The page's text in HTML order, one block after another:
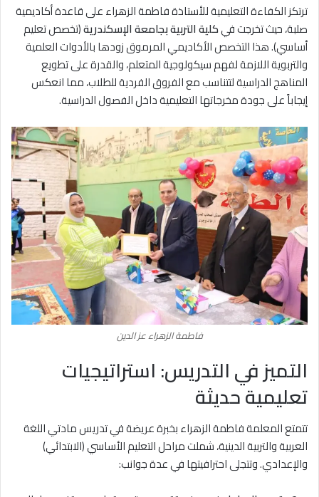
ترتكز الكفاءة التعليمية للأستاذة فاطمة الزهراء على قاعدة أكاديمية
صلبة، حيث تخرجت فيكلية التربية بجامعة الإسكندرية(تخصص تعليم
أساسي). هذا التخصص الأكاديمي المرموق زودها بالأدوات العلمية
والتربوية اللازمة لفهم سيكولوجية المتعلم، والقدرة على تطويع
المناهج الدراسية لتتناسب مع الفروق الفردية للطلاب، مما انعكس
إيجاباً على جودة مخرجاتها التعليمية داخل الفصول الدراسية.
فاطمة الزهراء عز الدين
التميز في التدريس: استراتيجيات
تعليمية حديثة
تتمتع المعلمة فاطمة الزهراء بخبرة عريضة في تدريس مادتي اللغة
العربية والتربية الدينية، شملت مراحل التعليم الأساسي (الابتدائي)
والإعدادي. وتتجلى احترافيتها في عدة جوانب: